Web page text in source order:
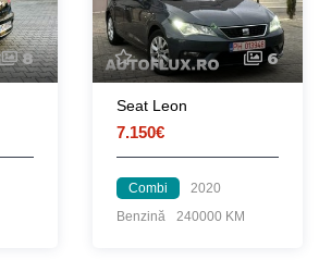
8 6
Seat Leon
7.150€
Combi
2020
Benzină
240000 KM